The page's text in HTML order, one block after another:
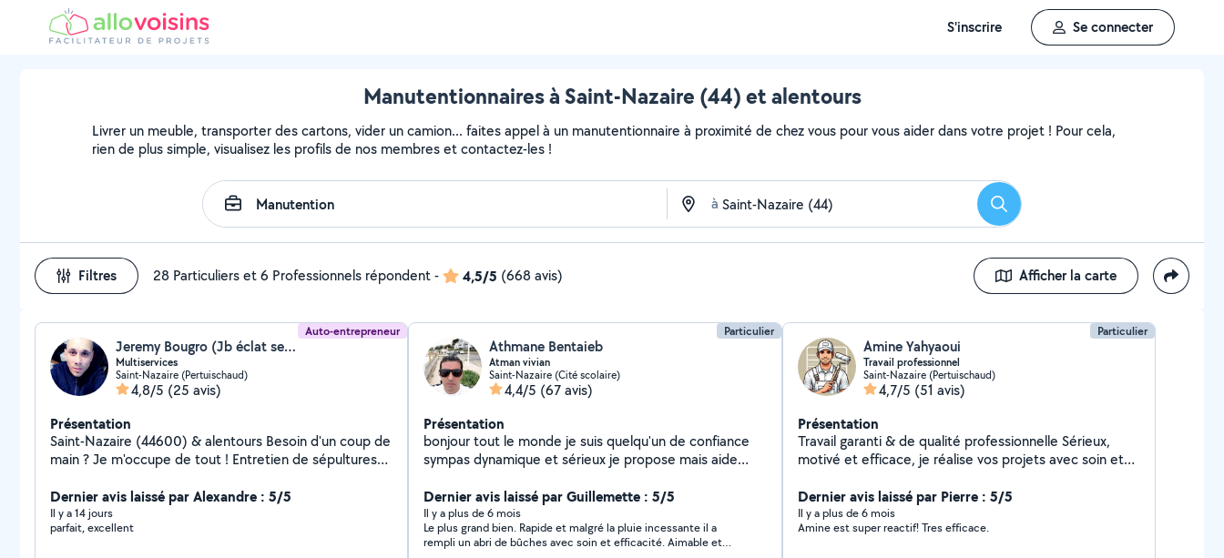
S'inscrire Se connecter
Manutentionnaires à Saint-Nazaire (44) et alentours
Livrer un meuble, transporter des cartons, vider un camion... faites appel à un manutentionnaire à proximité de chez vous pour vous aider dans votre projet ! Pour cela,
rien de plus simple, visualisez les profils de nos membres et contactez-les !
à Rechercher
Filtres 28 Particuliers et 6 Professionnels répondent- 4,5/5 (668 avis) Afficher la carte
Auto-entrepreneur
Jeremy Bougro (Jb éclat service)
Multiservices
Saint-Nazaire (Pertuischaud)
4,8/5 (25 avis)
Présentation
Saint-Nazaire (44600) & alentours Besoin d'un coup de
main ? Je m'occupe de tout ! Entretien de sépultures
enlèvement d'encombrants Manutention & aide au
déménagement Petit bricolage & montage de meubles
Peinture / tapisserie Entretien de jardin Petite
Dernier avis laissé par Alexandre : 5/5
Il y a 14 jours
parfait, excellent
Particulier
Athmane Bentaieb
Atman vivian
Saint-Nazaire (Cité scolaire)
4,4/5 (67 avis)
Présentation
bonjour tout le monde je suis quelqu'un de confiance
sympas dynamique et sérieux je propose mais aide
services à la personne sport partenaires hommes de
ménage etc.... n'hésitez pas à me contacter votre prix
sera le mien cordialement atman vivian et à bientôt
Dernier avis laissé par Guillemette : 5/5
Il y a plus de 6 mois
Le plus grand bien. Rapide et malgré la pluie incessante il a
rempli un abri de bûches avec soin et efficacité. Aimable et
Particulier
Amine Yahyaoui
Travail professionnel
Saint-Nazaire (Pertuischaud)
4,7/5 (51 avis)
Présentation
Travail garanti & de qualité professionnelle Sérieux,
motivé et efficace, je réalise vos projets avec soin et
performante Peinture intérieure & extérieure avec
belles finitions Pose d'enduit, rebouchage, rénovation
murs et plafonds Petits travaux & déménagement Mon
Dernier avis laissé par Pierre : 5/5
Il y a plus de 6 mois
Amine est super reactif! Tres efficace.